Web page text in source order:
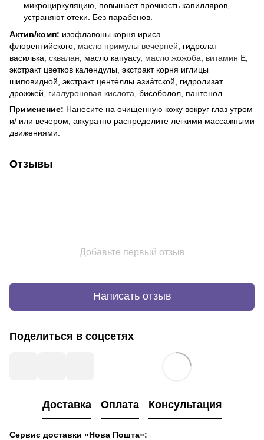
микроциркуляцию, повышает прочность капилляров,
устраняют отеки. Без парабенов.
Актив/комп: изофлавоны корня ириса
флорентийского, масло примулы вечерней , гидролат
василька, сквалан , масло капуасу, масло жожоба витамин Е
экстракт цветков календулы, экстракт корня иглицы
шиповидной, экстракт центе́ллы азиа́тской, гидролизат
дрожжей, гиалуроновая кислота , бисоболол, пантенол.
Применение: Нанесите на очищенную кожу вокруг глаз утром
и/ или вечером, аккуратно распределите легкими массажными
движениями.
Отзывы
Добавьте первый отзыв
Написать отзыв
Поделиться в соцсетях
Доставка Оплата Консультация
Сервис доставки «Нова Пошта»: